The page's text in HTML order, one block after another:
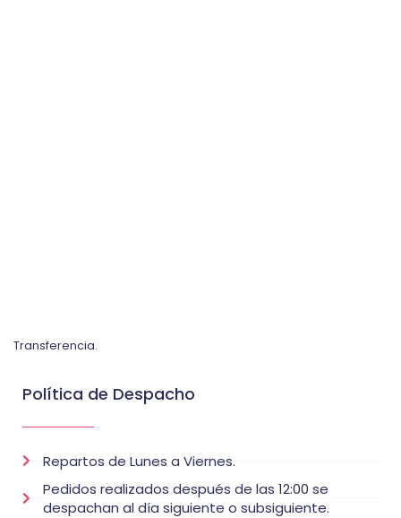
Transferencia.
Política de Despacho
Repartos de Lunes a Viernes.
Pedidos realizados después de las 12:00 se
despachan al día siguiente o subsiguiente.